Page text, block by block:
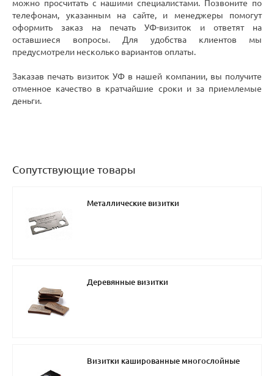
можно просчитать с нашими специалистами. Позвоните по
телефонам, указанным на сайте, и менеджеры помогут
оформить заказ на печать УФ-визиток и ответят на
оставшиеся вопросы. Для удобства клиентов мы
предусмотрели несколько вариантов оплаты.
Заказав печать визиток УФ в нашей компании, вы получите
отменное качество в кратчайшие сроки и за приемлемые
деньги.
Сопутствующие товары
Металлические визитки
Деревянные визитки
Визитки кашированные многослойные